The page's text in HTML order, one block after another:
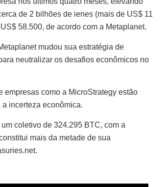
de 2 bilhões de ienes (mais de US$ 11
58.500, de acordo com a Metaplanet.
mudou sua estratégia de
neutralizar os desafios econômicos no
empresas como a MicroStrategy estão
incerteza econômica.
coletivo de 324.295 BTC, com a
mais da metade de sua